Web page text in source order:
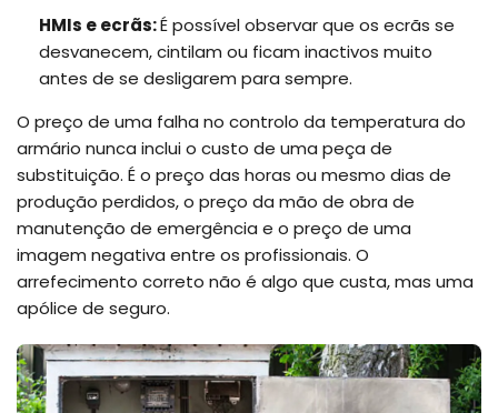
HMIs e ecrãs:É possível observar que os ecrãs se
desvanecem, cintilam ou ficam inactivos muito
antes de se desligarem para sempre.
O preço de uma falha no controlo da temperatura do
armário nunca inclui o custo de uma peça de
substituição. É o preço das horas ou mesmo dias de
produção perdidos, o preço da mão de obra de
manutenção de emergência e o preço de uma
imagem negativa entre os profissionais. O
arrefecimento correto não é algo que custa, mas uma
apólice de seguro.